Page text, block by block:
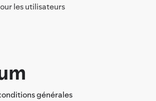
les utilisateurs
générales